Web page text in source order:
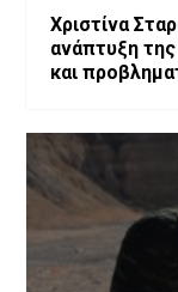
Χριστίνα
ανάπτυξη της
και